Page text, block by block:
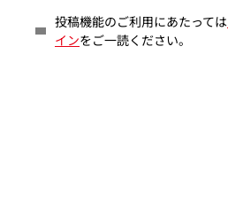
投稿機能のご利用にあたっては
インをご一読ください。